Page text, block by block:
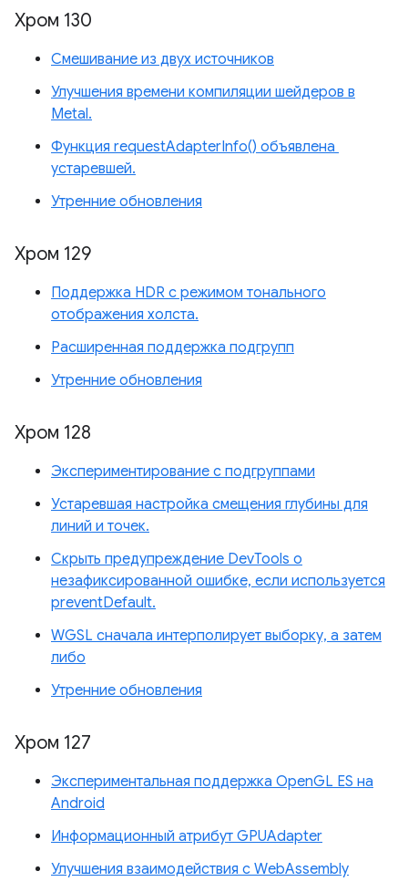
Хром 130
Смешивание из двух источников
Улучшения времени компиляции шейдеров в
Metal.
Функция requestAdapterInfo() объявлена ​​
устаревшей.
Утренние обновления
Хром 129
Поддержка HDR с режимом тонального
отображения холста.
Расширенная поддержка подгрупп
Утренние обновления
Хром 128
Экспериментирование с подгруппами
Устаревшая настройка смещения глубины для
линий и точек.
Скрыть предупреждение DevTools о
незафиксированной ошибке, если используется
preventDefault.
WGSL сначала интерполирует выборку, а затем
либо
Утренние обновления
Хром 127
Экспериментальная поддержка OpenGL ES на
Android
Информационный атрибут GPUAdapter
Улучшения взаимодействия с WebAssembly